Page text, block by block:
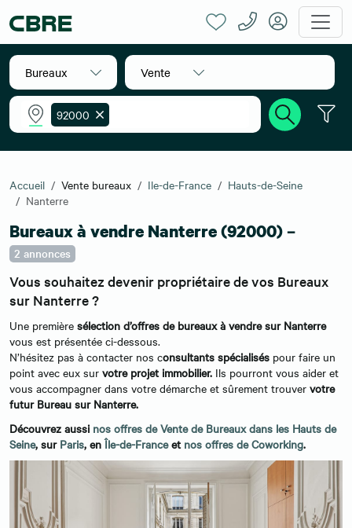
Bureaux Vente
92000
Accueil Vente bureaux Ile-de-France
Hauts-de-Seine
Nanterre
Bureaux à vendre Nanterre (92000) –
2 annonces
Vous souhaitez devenir propriétaire de vos Bureaux
sur Nanterre ?
Une première sélection d’offres de bureaux à vendre sur Nanterre
vous est présentée ci-dessous.
N’hésitez pas à contacter nos consultants spécialisés pour faire un
point avec eux sur votre projet immobilier. Ils pourront vous aider et
vous accompagner dans votre démarche et sûrement trouver votre
futur Bureau sur Nanterre.
Découvrez aussi nos offres de Vente de Bureaux dans les Hauts de
Seine, sur Paris, enÎle-de-Franceet nos offres de Coworking.